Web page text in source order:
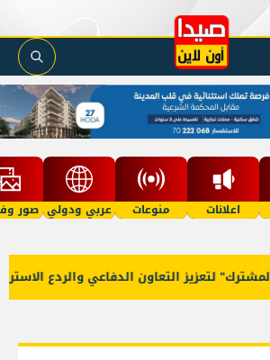
اعلانات منوعات عربي ودولي صور
لتعزيز التعاون الدفاعي والردع